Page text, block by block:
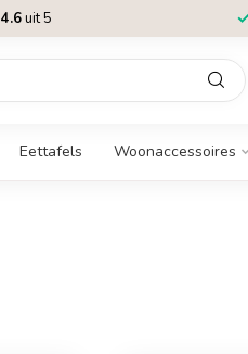
4.6uit 5
Eettafels Woonaccessoires